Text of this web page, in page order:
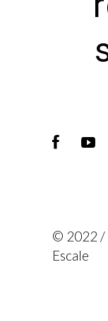
© 2022 /
Escale